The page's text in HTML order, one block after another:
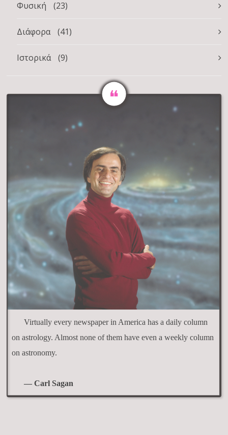
Φυσική (23)
Διάφορα (41)
Ιστορικά (9)
Virtually every newspaper in America has a daily column
on astrology. Almost none of them have even a weekly column
on astronomy.
— Carl Sagan